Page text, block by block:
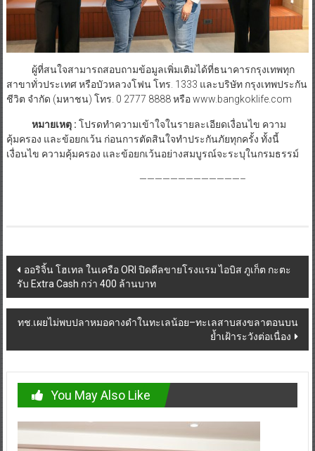
ผู้ที่สนใจสามารถสอบถามข้อมูลเพิ่มเติมได้ที่ธนาคารกรุงเทพทุก
สาขาทั่วประเทศ หรือบัวหลวงโฟน โทร. 1333 และบริษัท กรุงเทพประกัน
ชีวิต จำกัด (มหาชน) โทร. 0 2777 8888 หรือ www.bangkoklife.com
หมายเหตุ : โปรดทำความเข้าใจในรายละเอียดเงื่อนไข ความ
คุ้มครอง และข้อยกเว้น ก่อนการตัดสินใจทำประกันภัยทุกครั้ง ทั้งนี้
เงื่อนไข ความคุ้มครอง และข้อยกเว้นอย่างสมบูรณ์จะระบุในกรมธรรม์
—————————————–
Post
navigation
ออริจิ้น โฮเทล ในเครือ ORI ปิดดีลขายโรงแรม ไอบิส ภูเก็ต กะตะ
รับ Extra Cash กว่า 400 ล้านบาท
ทช.เผยไม่พบปลาหมอคางดำในทะเลน้อย–ทะเลสาบสงขลาตอนบน
ย้ำเฝ้าระวังต่อเนื่อง
You May Also Like